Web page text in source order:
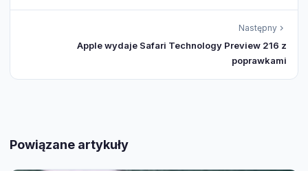
Następny
Apple wydaje Safari Technology Preview 216 z
poprawkami
Powiązane artykuły